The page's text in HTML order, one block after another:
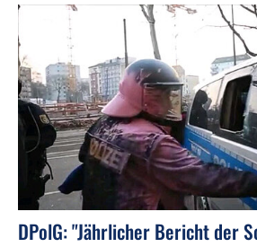
DPolG: "Jährlicher Bericht der